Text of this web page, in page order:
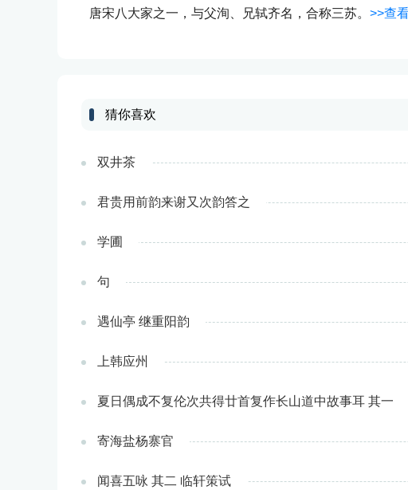
唐宋八大家之一，与父洵、兄轼齐名，合称三苏。 >>查
猜你喜欢
双井茶
君贵用前韵来谢又次韵答之
学圃
句
遇仙亭 继重阳韵
上韩应州
夏日偶成不复伦次共得廿首复作长山道中故事耳 其一
寄海盐杨寨官
闻喜五咏 其二 临轩策试